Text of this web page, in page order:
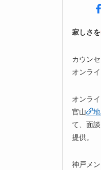
寂しさを
カウン
オンラ
オンラ
官山
て、面
提供。
神戸メ